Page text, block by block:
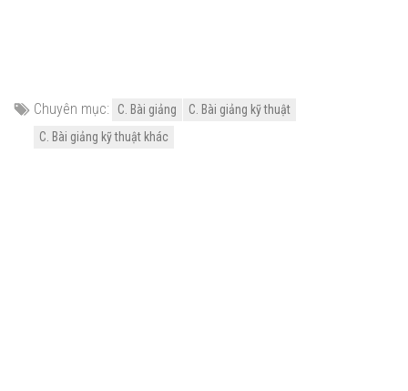
Chuyên mục: C. Bài giảng
C. Bài giảng kỹ thuật
C. Bài giảng kỹ thuật khác